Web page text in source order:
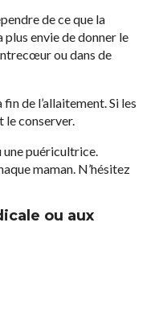
de ce que la
plus envie de donner le
ou dans de
de l’allaitement. Si les
le conserver.
une puéricultrice.
maman. N’hésitez
ou aux